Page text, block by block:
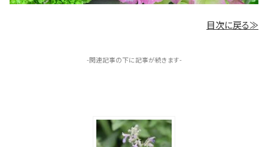
目次に戻る≫
-関連記事の下に記事が続きます-